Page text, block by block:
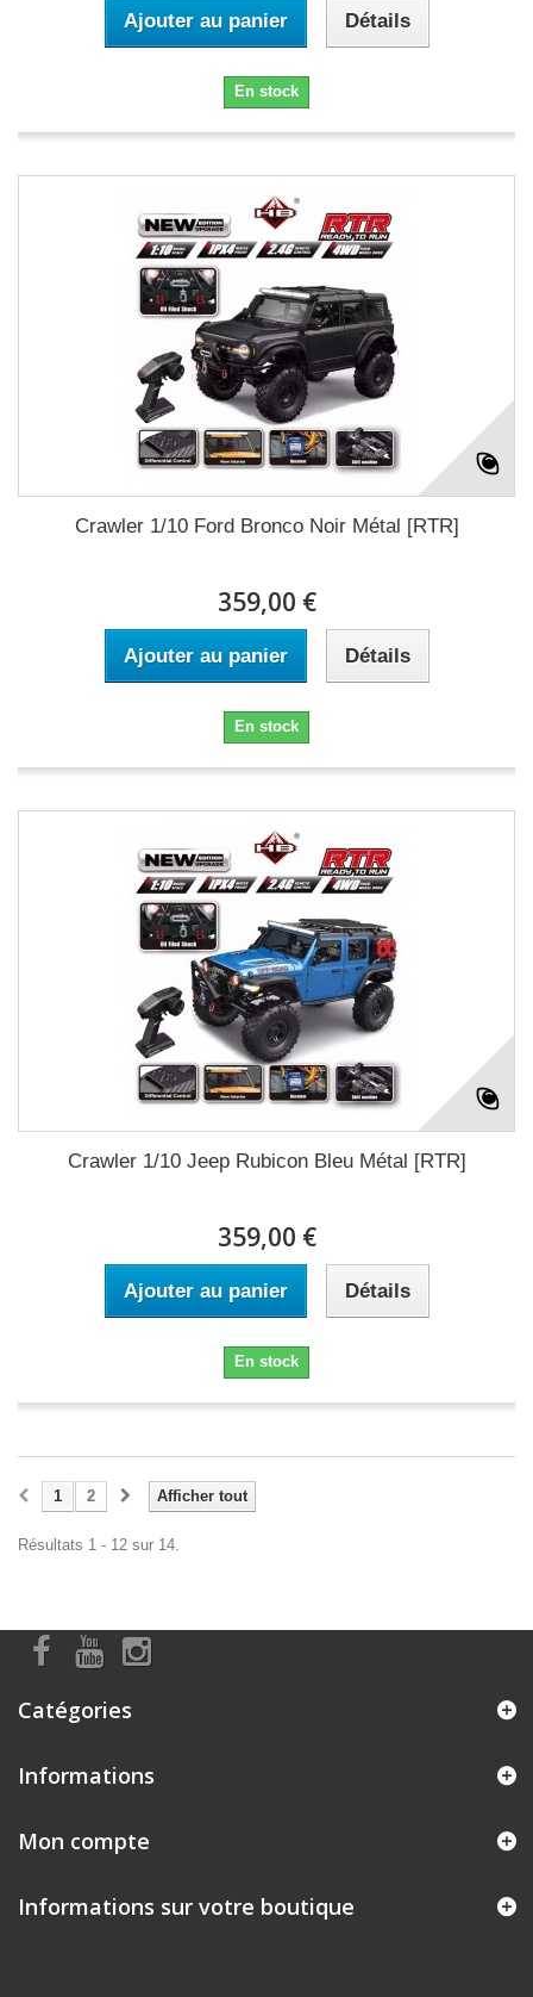
Ajouter au panier Détails
En stock
Crawler 1/10 Ford Bronco Noir Métal [RTR]
359,00 €
Ajouter au panier Détails
En stock
Crawler 1/10 Jeep Rubicon Bleu Métal [RTR]
359,00 €
Ajouter au panier Détails
En stock
Afficher tout
1 2
Résultats 1 - 12 sur 14.
Catégories
Informations
Mon compte
Informations sur votre boutique